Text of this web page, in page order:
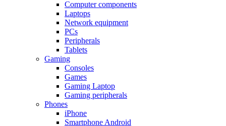
Computer components
Laptops
Network equipment
PCs
Peripherals
Tablets
Gaming
Consoles
Games
Gaming Laptop
Gaming peripherals
Phones
iPhone
Smartphone Android